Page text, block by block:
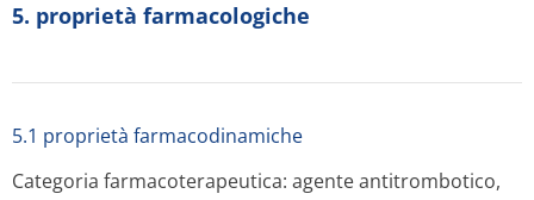
5. proprietà farmacologiche
5.1 proprietà farmacodinamiche
Categoria farmacoterapeutica: agente antitrombotico,